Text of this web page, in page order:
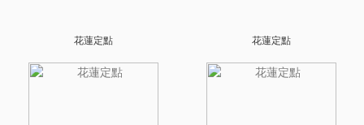
花蓮定點 花蓮定點